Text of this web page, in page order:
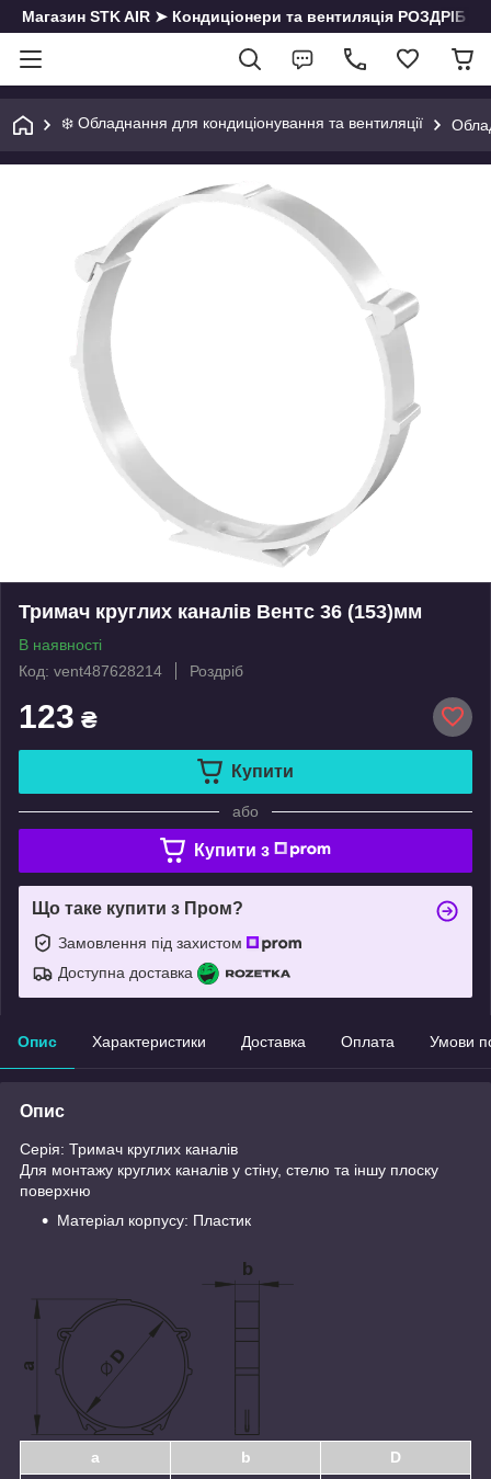
Магазин STK AIR ➤ Кондиціонери та вентиляція РОЗДРІБ
❄️ Обладнання для кондиціонування та вентиляції
Тримач круглих каналів Вентс 36 (153)мм
В наявності
Код: vent487628214
Роздріб
123 ₴
Купити
або
Купити з
Що таке купити з Пром?
Замовлення під захистом
Доступна доставка
Опис Характеристики Доставка Оплата Умови
Опис
Серія: Тримач круглих каналів
Для монтажу круглих каналів у стіну, стелю та іншу плоску
поверхню
Матеріал корпусу: Пластик
a b
D